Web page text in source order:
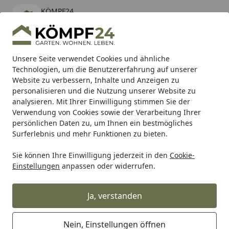
Unsere Seite verwendet Cookies und ähnliche
Technologien, um die Benutzererfahrung auf unserer
Website zu verbessern, Inhalte und Anzeigen zu
personalisieren und die Nutzung unserer Website zu
analysieren. Mit Ihrer Einwilligung stimmen Sie der
Verwendung von Cookies sowie der Verarbeitung Ihrer
persönlichen Daten zu, um Ihnen ein bestmögliches
Surferlebnis und mehr Funktionen zu bieten.
Sie können Ihre Einwilligung jederzeit in den Cookie-
Einstellungen anpassen oder widerrufen.
Ja, verstanden
Nein, Einstellungen öffnen
KÖMPF24
kostenlos - Im App Store
Hotline
Alle Produkte
Mein Konto
Suchen
Karibu Pools inkl. gratis Sandfilteranlage & Pool-
Starterset (Gesamtwert bis 468,99€)
Startseite
Grill Holzkohlegrill Holzkohle Grillstationen Weber
Weber Performer Premium Smart
Holzkohlegrill 57 cm Black Modell
2026